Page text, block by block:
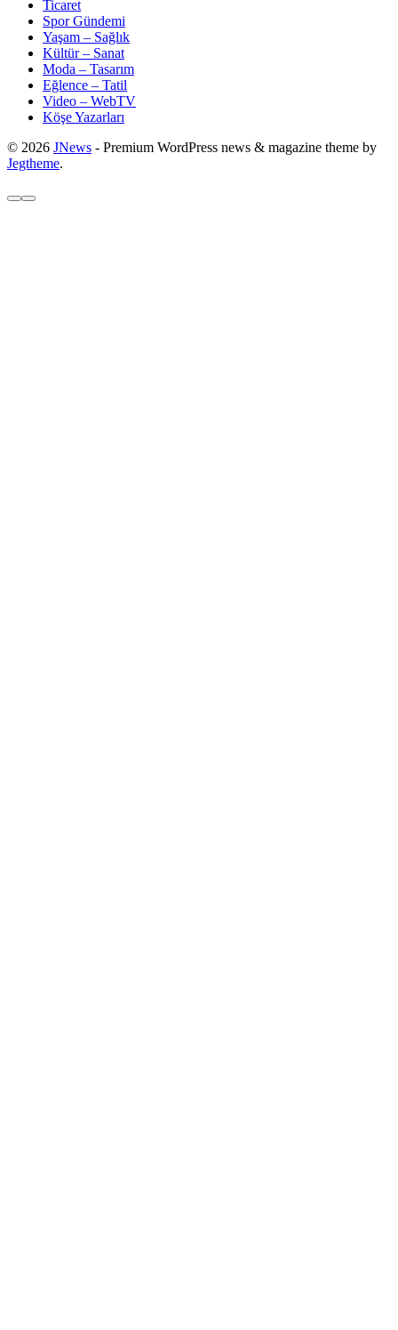
Ticaret
Spor Gündemi
Yaşam – Sağlık
Kültür – Sanat
Moda – Tasarım
Eğlence – Tatil
Video – WebTV
Köşe Yazarları
© 2026 JNews - Premium WordPress news & magazine theme by
Jegtheme.